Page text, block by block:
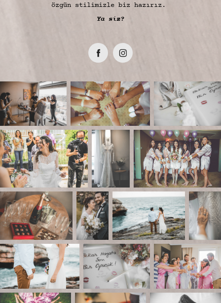
özgün stilimizle biz hazırız.
Ya siz?